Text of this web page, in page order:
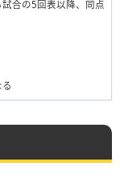
合の5回表以降、同点